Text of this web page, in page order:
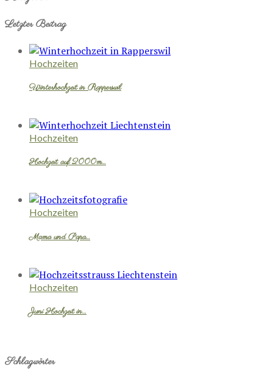
Letzter Beitrag
Hochzeiten
Winterhochzeit in Rapperswil
Hochzeiten
Hochzeit auf 2000m…
Hochzeiten
Mama und Papa…
Hochzeiten
Juni Hochzeit in…
Schlagwörter